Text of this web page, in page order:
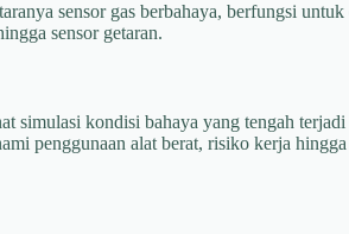
sensor gas berbahaya, berfungsi
sensor getaran.
simulasi kondisi bahaya yang tengah
penggunaan alat berat, risiko kerja